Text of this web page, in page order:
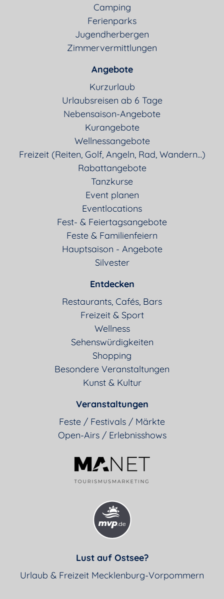
Camping
Ferienparks
Jugendherbergen
Zimmervermittlungen
Angebote
Kurzurlaub
Urlaubsreisen ab 6 Tage
Nebensaison-Angebote
Kurangebote
Wellnessangebote
Freizeit (Reiten, Golf, Angeln, Rad, Wandern...)
Rabattangebote
Tanzkurse
Event planen
Eventlocations
Fest- & Feiertagsangebote
Feste & Familienfeiern
Hauptsaison - Angebote
Silvester
Entdecken
Restaurants, Cafés, Bars
Freizeit & Sport
Wellness
Sehenswürdigkeiten
Shopping
Besondere Veranstaltungen
Kunst & Kultur
Veranstaltungen
Feste / Festivals / Märkte
Open-Airs / Erlebnisshows
Lust auf Ostsee?
Urlaub & Freizeit Mecklenburg-Vorpommern